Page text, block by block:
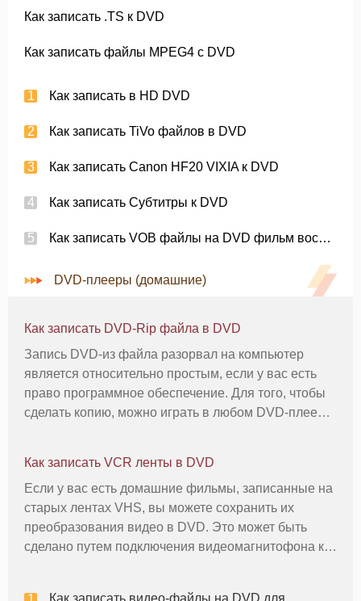
Как записать .TS к DVD
Как записать файлы MPEG4 с DVD
Как записать в HD DVD
Как записать TiVo файлов в DVD
Как записать Canon HF20 VIXIA к DVD
Как записать Субтитры к DVD
Как записать VOB файлы на DVD фильм воспроизводимых
DVD-плееры (домашние)
Как записать DVD-Rip файла в DVD
Запись DVD-из файла разорвал на компьютер
является относительно простым, если у вас есть
право программное обеспечение. Для того, чтобы
сделать копию, можно играть в любом DVD-плеер,
Инструкции 1 Rip DVD-к компьютеру. Д
Как записать VCR ленты в DVD
Если у вас есть домашние фильмы, записанные на
старых лентах VHS, вы можете сохранить их
преобразования видео в DVD. Это может быть
сделано путем подключения видеомагнитофона к